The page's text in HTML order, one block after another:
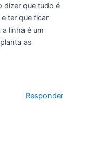
dizer que tudo é
ter que ficar
linha é um
as
Responder